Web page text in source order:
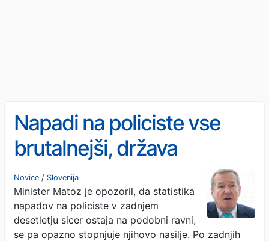
Napadi na policiste vse
brutalnejši, država
napoveduje spremembe:
»Pravosodni sistem ni
učinkovit«
Novice / Slovenija
Minister Matoz je opozoril, da statistika
napadov na policiste v zadnjem
desetletju sicer ostaja na podobni ravni,
se pa opazno stopnjuje njihovo nasilje. Po zadnjih